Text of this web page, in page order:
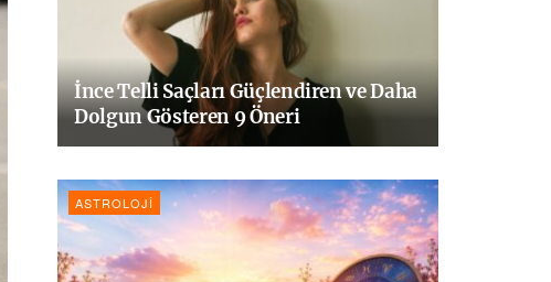
İnce Telli Saçları Güçlendiren ve Daha
Dolgun Gösteren 9 Öneri
ASTROLOJI